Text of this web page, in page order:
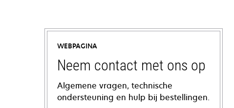
WEBPAGINA
Neem contact met ons op
Algemene vragen, technische
ondersteuning en hulp bij bestellingen.